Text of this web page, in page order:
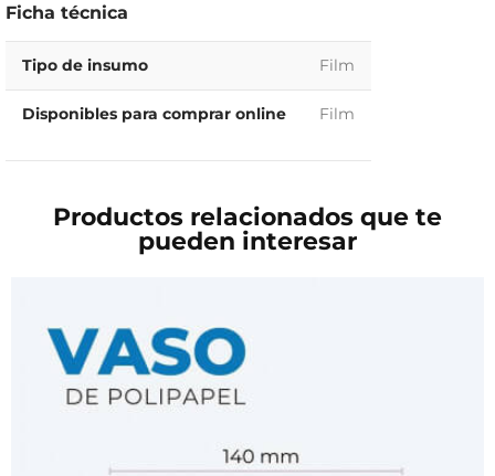
Ficha técnica
Tipo de insumo Film
Disponibles para comprar online Film
Productos relacionados que te
pueden interesar